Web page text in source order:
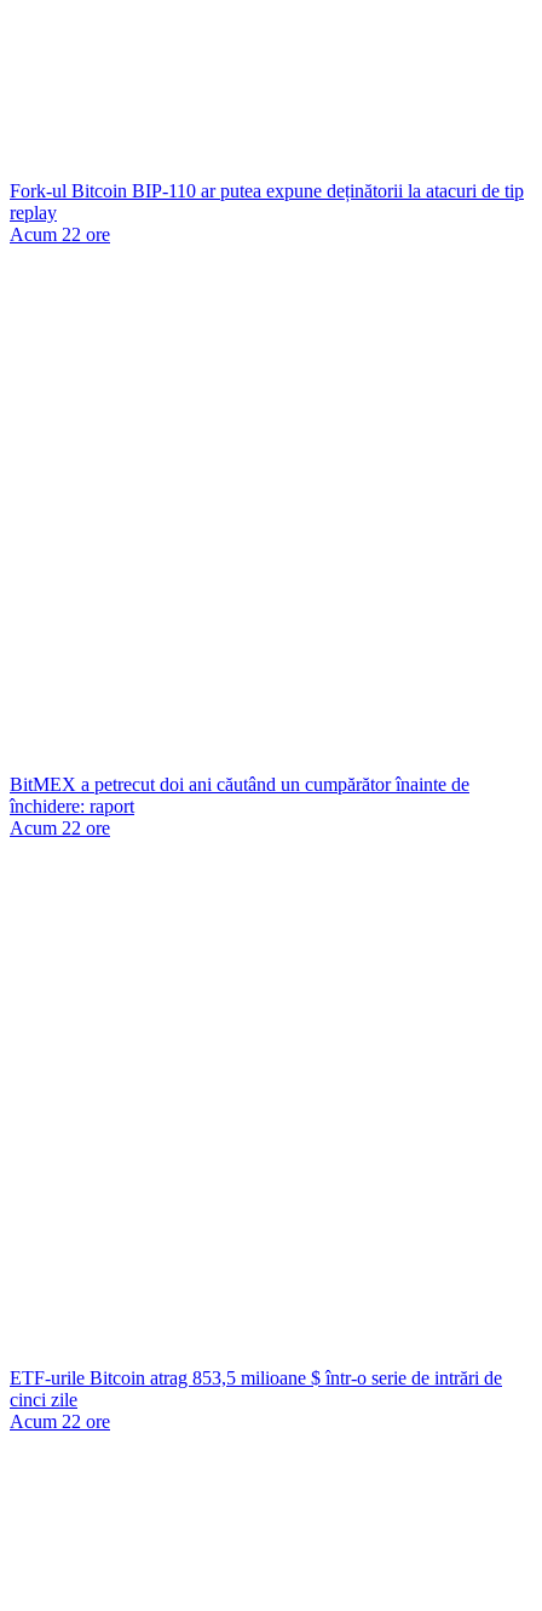
Fork-ul Bitcoin BIP-110 ar putea expune deținătorii la atacuri de tip
replay
Acum 22 ore
BitMEX a petrecut doi ani căutând un cumpărător înainte de
închidere: raport
Acum 22 ore
ETF-urile Bitcoin atrag 853,5 milioane $ într-o serie de intrări de
cinci zile
Acum 22 ore